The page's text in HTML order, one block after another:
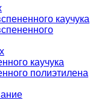
каучука
каучука
полиэтилена